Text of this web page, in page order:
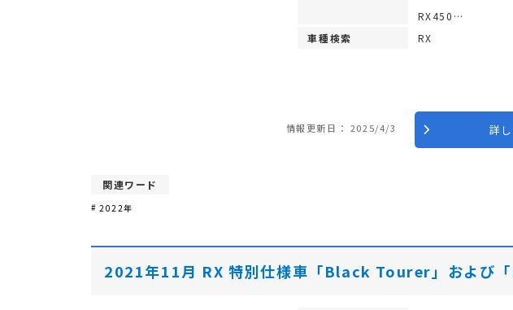
RX450…
車種検索
RX
情報更新日： 2025/4/3 詳
関連ワード
2022年
2021年11月 RX 特別仕様車「Black Tourer」および